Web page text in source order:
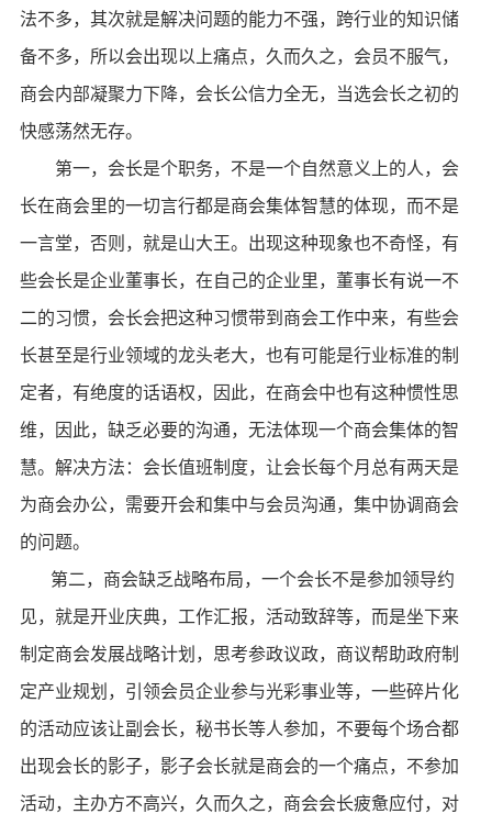
法不多，其次就是解决问题的能力不强，跨行业的知识储
备不多，所以会出现以上痛点，久而久之，会员不服气，
商会内部凝聚力下降，会长公信力全无，当选会长之初的
快感荡然无存。
第一，会长是个职务，不是一个自然意义上的人，会
长在商会里的一切言行都是商会集体智慧的体现，而不是
一言堂，否则，就是山大王。出现这种现象也不奇怪，有
些会长是企业董事长，在自己的企业里，董事长有说一不
二的习惯，会长会把这种习惯带到商会工作中来，有些会
长甚至是行业领域的龙头老大，也有可能是行业标准的制
定者，有绝度的话语权，因此，在商会中也有这种惯性思
维，因此，缺乏必要的沟通，无法体现一个商会集体的智
慧。解决方法：会长值班制度，让会长每个月总有两天是
为商会办公，需要开会和集中与会员沟通，集中协调商会
的问题。
第二，商会缺乏战略布局，一个会长不是参加领导约
见，就是开业庆典，工作汇报，活动致辞等，而是坐下来
制定商会发展战略计划，思考参政议政，商议帮助政府制
定产业规划，引领会员企业参与光彩事业等，一些碎片化
的活动应该让副会长，秘书长等人参加，不要每个场合都
出现会长的影子，影子会长就是商会的一个痛点，不参加
活动，主办方不高兴，久而久之，商会会长疲惫应付，对